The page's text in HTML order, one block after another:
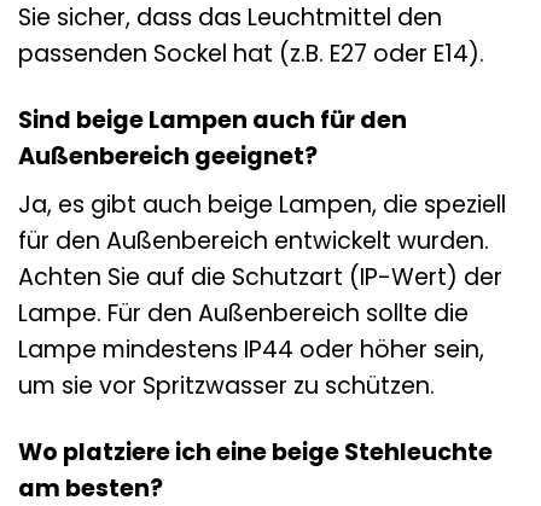
Sie sicher, dass das Leuchtmittel den
passenden Sockel hat (z.B. E27 oder E14).
Sind beige Lampen auch für den
Außenbereich geeignet?
Ja, es gibt auch beige Lampen, die speziell
für den Außenbereich entwickelt wurden.
Achten Sie auf die Schutzart (IP-Wert) der
Lampe. Für den Außenbereich sollte die
Lampe mindestens IP44 oder höher sein,
um sie vor Spritzwasser zu schützen.
Wo platziere ich eine beige Stehleuchte
am besten?